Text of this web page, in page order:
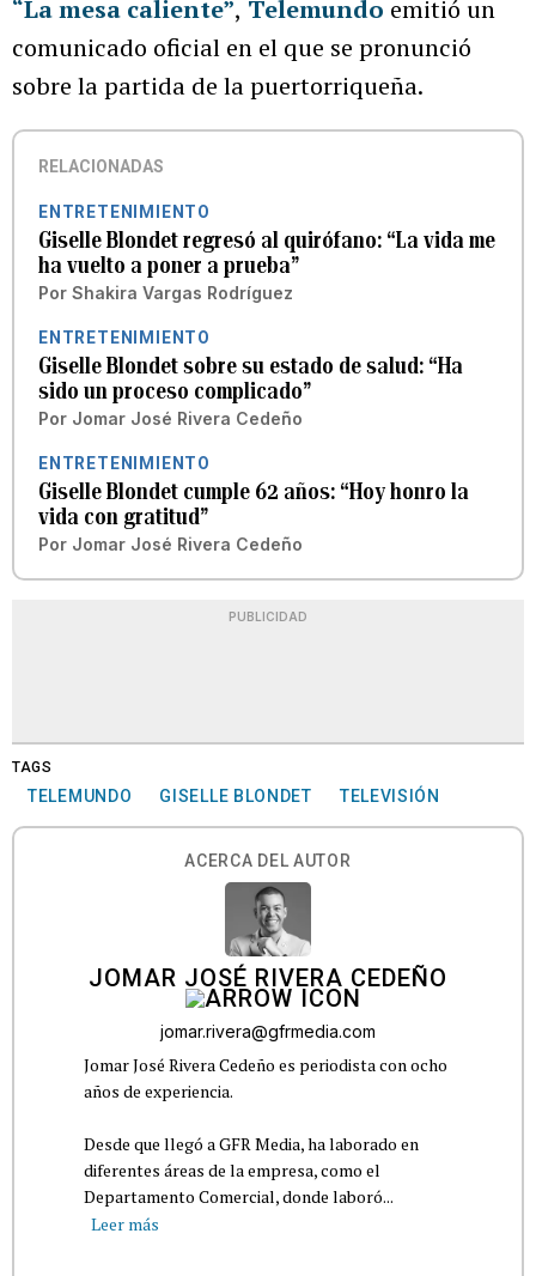
“La mesa caliente”, Telemundo emitió un
comunicado oficial en el que se pronunció
sobre la partida de la puertorriqueña.
RELACIONADAS
ENTRETENIMIENTO
Giselle Blondet regresó al quirófano: “La vida me
ha vuelto a poner a prueba”
Por Shakira Vargas Rodríguez
ENTRETENIMIENTO
Giselle Blondet sobre su estado de salud: “Ha
sido un proceso complicado”
Por Jomar José Rivera Cedeño
ENTRETENIMIENTO
Giselle Blondet cumple 62 años: “Hoy honro la
vida con gratitud”
Por Jomar José Rivera Cedeño
PUBLICIDAD
TAGS
TELEMUNDO GISELLE BLONDET TELEVISIÓN
ACERCA DEL AUTOR
JOMAR JOSÉ RIVERA CEDEÑO
jomar.rivera@gfrmedia.com
Jomar José Rivera Cedeño es periodista con ocho
años de experiencia.
Desde que llegó a GFR Media, ha laborado en
diferentes áreas de la empresa, como el
Departamento Comercial, donde laboró...
Leer más